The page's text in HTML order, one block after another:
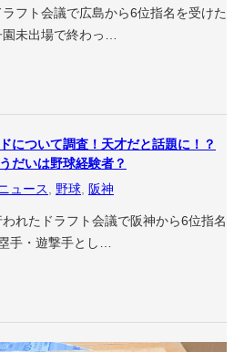
フト会議で広島から6位指名を受けた
未出場で終わっ…
について調査！天才だと話題に！？
だいは野球経験者？
ュース 野球 阪神
れたドラフト会議で阪神から6位指名
手・遊撃手とし…